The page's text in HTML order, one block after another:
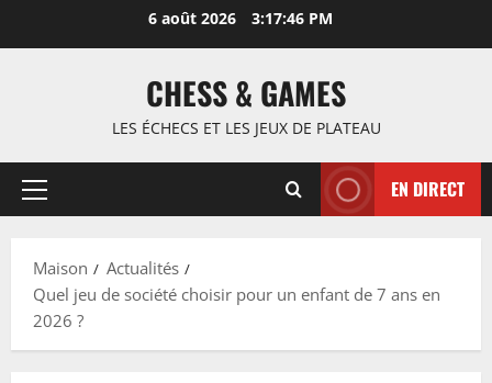
6 août 2026 3:17:47 PM
CHESS & GAMES
LES ÉCHECS ET LES JEUX DE PLATEAU
Menu
EN DIRECT
Maison
Actualités
Quel jeu de société choisir pour un enfant de 7 ans en
2026 ?